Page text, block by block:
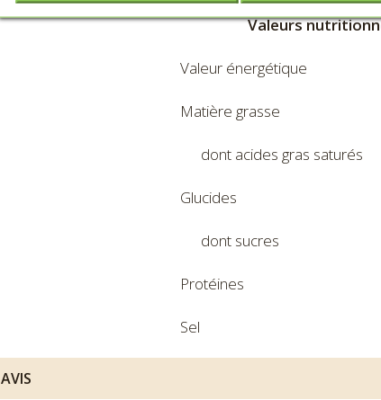
Valeurs
Valeur énergétique
Matière grasse
dont acides gras saturés
Glucides
dont sucres
Protéines
Sel
AVIS